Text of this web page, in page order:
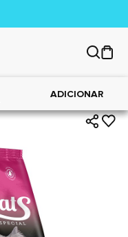
ADICIONAR